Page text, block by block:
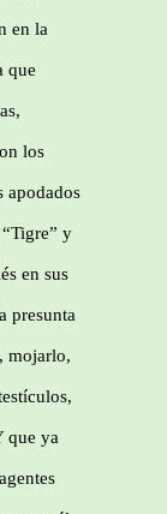
en la
que
los
apodados
y
en sus
presunta
mojarlo,
que ya